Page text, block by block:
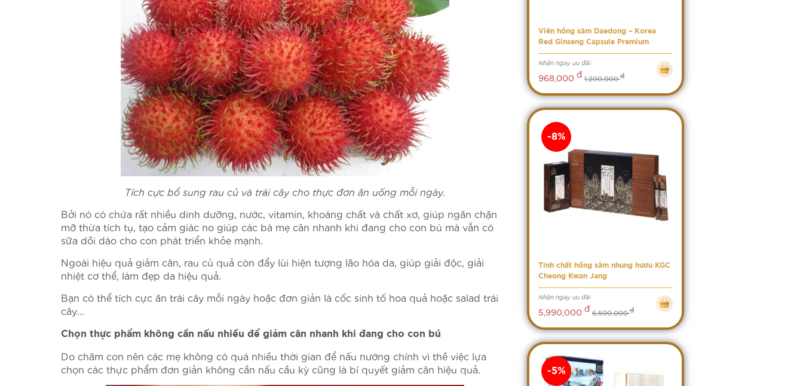
Tích cực bổ sung rau củ và trái cây cho thực đơn ăn uống mỗi ngày.
Bởi nó có chứa rất nhiều dinh dưỡng, nước, vitamin, khoáng chất và chất xơ, giúp ngăn chặn
mỡ thừa tích tụ, tạo cảm giác no giúp các bà mẹ cân nhanh khi đang cho con bú mà vẫn có
sữa dồi dào cho con phát triển khỏe mạnh.
Ngoài hiệu quả giảm cân, rau củ quả còn đẩy lùi hiện tượng lão hóa da, giúp giải độc, giải
nhiệt cơ thể, làm đẹp da hiệu quả.
Bạn có thể tích cực ăn trái cây mỗi ngày hoặc đơn giản là cốc sinh tố hoa quả hoặc salad trái
cây…
Chọn thực phẩm không cần nấu nhiều để giảm cân nhanh khi đang cho con bú
Do chăm con nên các mẹ không có quá nhiều thời gian để nấu nướng chính vì thề việc lựa
chọn các thực phẩm đơn giản không cần nấu cầu kỳ cũng là bí quyết giảm cân hiệu quả.
Viên hồng sâm Daedong – Korea
Red Ginseng Capsule Premium
Nhận ngay ưu đãi
968,000 đ 1,200,000đ
Tinh chất hồng sâm nhung hươu KGC
Cheong Kwan Jang
Nhận ngay ưu đãi
5,990,000 đ 6,500,000đ
-8%
-5%